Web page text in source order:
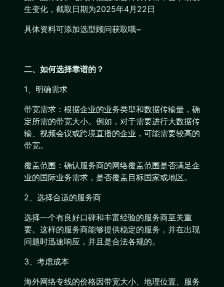
生变化，截取日期为2025年4月22日
具体资料可添加选型顾问获取哦~
二、如何选择靠谱的？
1、明确需求
带宽需求：根据企业的业务类型和数据传输量，确
定所需的带宽大小。例如，对于需要进行大数据传
输、视频会议或跨境直播的企业，可能需要较高的
带宽。
覆盖范围：确认服务商的网络覆盖范围是否满足企
业的国际业务需求，是否覆盖目标国家或地区。
2、选择合适的服务商
选择一个有良好口碑和丰富经验的服务商至关重
要。这样的服务商能够提供稳定的服务，并在出现
问题时迅速响应，并且是合法各规的。
3、考虑成本
海外网络专线的价格因带宽大小、地理位置、服务